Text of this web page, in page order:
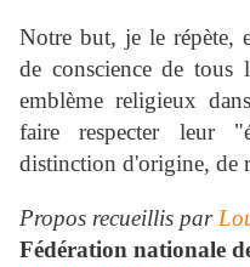
Notre but, je le répète,
de conscience de tous
emblème religieux
faire respecter leur
distinction d'origine, de
Propos recueillis par
Fédération nationale